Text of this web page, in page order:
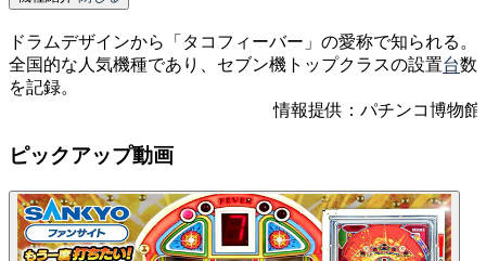
ドラムデザインから「タコフィーバー」の愛称で知られる。
全国的な人気機種であり、セブン機トップクラスの設置台数
を記録。
情報提供：パチンコ博物館
ピックアップ動画